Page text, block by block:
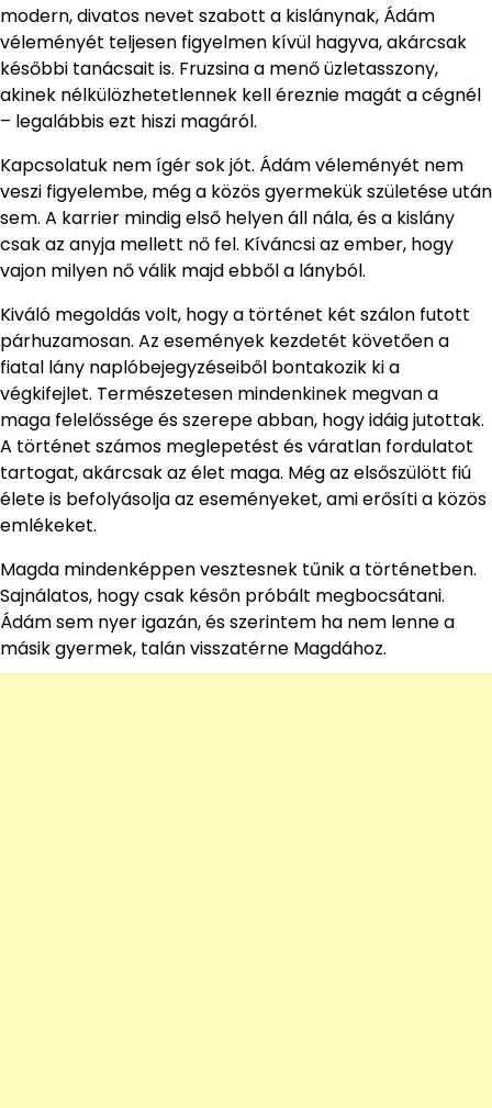
modern, divatos nevet szabott a kislánynak, Ádám
véleményét teljesen figyelmen kívül hagyva, akárcsak
későbbi tanácsait is. Fruzsina a menő üzletasszony,
akinek nélkülözhetetlennek kell éreznie magát a cégnél
– legalábbis ezt hiszi magáról.
Kapcsolatuk nem ígér sok jót. Ádám véleményét nem
veszi figyelembe, még a közös gyermekük születése után
sem. A karrier mindig első helyen áll nála, és a kislány
csak az anyja mellett nő fel. Kíváncsi az ember, hogy
vajon milyen nő válik majd ebből a lányból.
Kiváló megoldás volt, hogy a történet két szálon futott
párhuzamosan. Az események kezdetét követően a
fiatal lány naplóbejegyzéseiből bontakozik ki a
végkifejlet. Természetesen mindenkinek megvan a
maga felelőssége és szerepe abban, hogy idáig jutottak.
A történet számos meglepetést és váratlan fordulatot
tartogat, akárcsak az élet maga. Még az elsőszülött fiú
élete is befolyásolja az eseményeket, ami erősíti a közös
emlékeket.
Magda mindenképpen vesztesnek tűnik a történetben.
Sajnálatos, hogy csak későn próbált megbocsátani.
Ádám sem nyer igazán, és szerintem ha nem lenne a
másik gyermek, talán visszatérne Magdához.